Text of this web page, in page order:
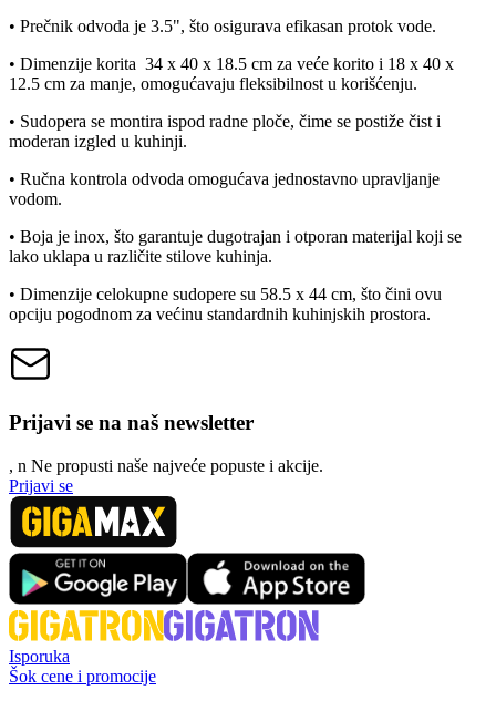
• Prečnik odvoda je 3.5", što osigurava efikasan protok vode.
• Dimenzije korita 34 x 40 x 18.5 cm za veće korito i 18 x 40 x
12.5 cm za manje, omogućavaju fleksibilnost u korišćenju.
• Sudopera se montira ispod radne ploče, čime se postiže čist i
moderan izgled u kuhinji.
• Ručna kontrola odvoda omogućava jednostavno upravljanje
vodom.
• Boja je inox, što garantuje dugotrajan i otporan materijal koji se
lako uklapa u različite stilove kuhinja.
• Dimenzije celokupne sudopere su 58.5 x 44 cm, što čini ovu
opciju pogodnom za većinu standardnih kuhinjskih prostora.
Prijavi se na naš newsletter
, n Ne propusti naše najveće popuste i akcije.
Prijavi se
Isporuka
Šok cene i promocije